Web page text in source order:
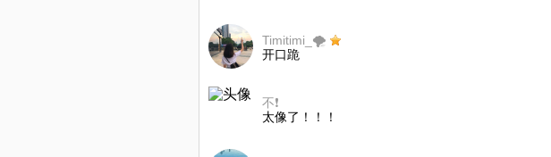
Timitimi_🌪
开口跪
不❗
太像了！！！